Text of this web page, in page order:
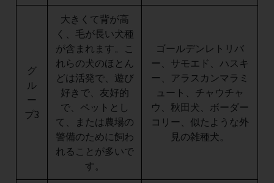
グ
ル
ー
プ3
大きくて背が高
く、毛が長い犬種
が含まれます。こ
れらの犬のほとん
どは活発で、遊び
好きで、友好的
で、ペットとし
て、または農場の
警備のために飼わ
れることが多いで
す。
ゴールデンレトリバ
ー、サモエド、ハスキ
ー、アラスカンマラミ
ュート、チャウチャ
ウ、秋田犬、ボーダー
コリー、似たような外
見の雑種犬。